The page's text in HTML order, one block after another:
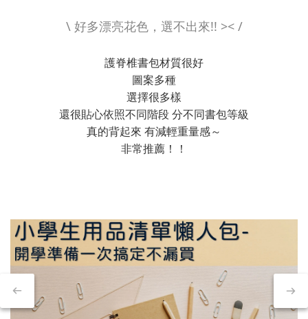
\ 好多漂亮花色，選不出來!! >< /
護脊椎書包材質很好
圖案多種
選擇很多樣
還很貼心依照不同階段 分不同書包等級
真的背起來 有減輕重量感～
非常推薦！！